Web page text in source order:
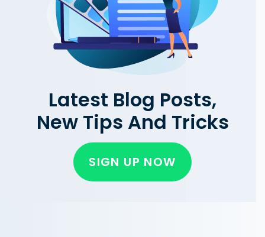
Latest Blog Posts,
New Tips And Tricks
SIGN UP NOW